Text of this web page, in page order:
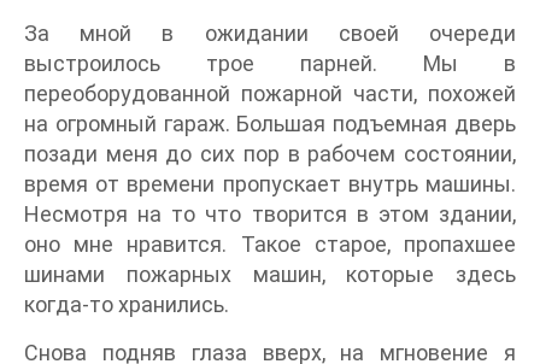
За мной в ожидании своей очереди
выстроилось трое парней. Мы в
переоборудованной пожарной части, похожей
на огромный гараж. Большая подъемная дверь
позади меня до сих пор в рабочем состоянии,
время от времени пропускает внутрь машины.
Несмотря на то что творится в этом здании,
оно мне нравится. Такое старое, пропахшее
шинами пожарных машин, которые здесь
когда-то хранились.
Снова подняв глаза вверх, на мгновение я